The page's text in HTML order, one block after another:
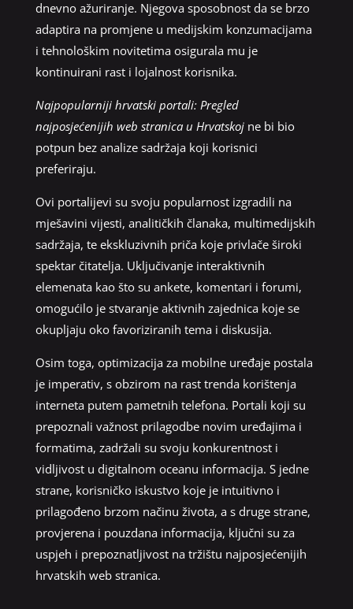
dnevno ažuriranje. Njegova sposobnost da se brzo
adaptira na promjene u medijskim konzumacijama
i tehnološkim novitetima osigurala mu je
kontinuirani rast i lojalnost korisnika.
Najpopularniji hrvatski portali: Pregled
najposjećenijih web stranica u Hrvatskojne bi bio
potpun bez analize sadržaja koji korisnici
preferiraju.
Ovi portalijevi su svoju popularnost izgradili na
mješavini vijesti, analitičkih članaka, multimedijskih
sadržaja, te ekskluzivnih priča koje privlače široki
spektar čitatelja. Uključivanje interaktivnih
elemenata kao što su ankete, komentari i forumi,
omogućilo je stvaranje aktivnih zajednica koje se
okupljaju oko favoriziranih tema i diskusija.
Osim toga, optimizacija za mobilne uređaje postala
je imperativ, s obzirom na rast trenda korištenja
interneta putem pametnih telefona. Portali koji su
prepoznali važnost prilagodbe novim uređajima i
formatima, zadržali su svoju konkurentnost i
vidljivost u digitalnom oceanu informacija. S jedne
strane, korisničko iskustvo koje je intuitivno i
prilagođeno brzom načinu života, a s druge strane,
provjerena i pouzdana informacija, ključni su za
uspjeh i prepoznatljivost na tržištu najposjećenijih
hrvatskih web stranica.